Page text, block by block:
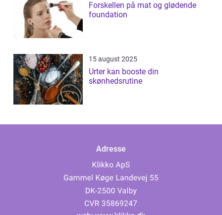
Forskellen på mat og glødende
foundation
15 august 2025
Urter kan booste din
skønhedsrutine
Adresse